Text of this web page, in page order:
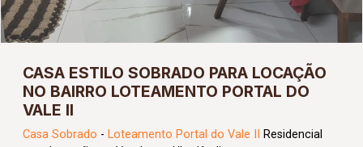
CASA ESTILO SOBRADO PARA LOCAÇÃO
NO BAIRRO LOTEAMENTO PORTAL DO
VALE II
Casa Sobrado - Loteamento Portal do Vale II
Residencial